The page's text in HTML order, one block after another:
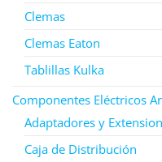
Clemas
Clemas Eaton
Tablillas Kulka
Componentes Eléctricos
Adaptadores y
Caja de Distribución